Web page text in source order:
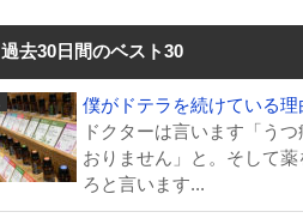
過去30日間のベスト30
僕がドテラを続けている理
ドクターは言います「う
おりません」と。そして薬
ろと言います...